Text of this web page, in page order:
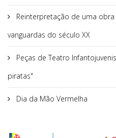
Reinterpretação de uma
vanguardas do século XX
Peças de Teatro
piratas"
Dia da Mão Vermelha